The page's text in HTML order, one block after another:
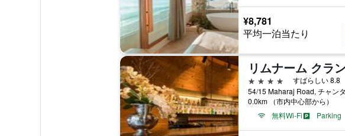
¥8,781
平均一泊当たり
4つ星
すばらしい 8.8
54/15 Maharaj Road, チャン
0.0km （市内中心部から）
無料Wi-Fi
Parking